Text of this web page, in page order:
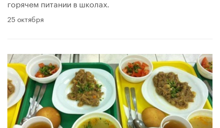
горячем питании в школах.
25 октября